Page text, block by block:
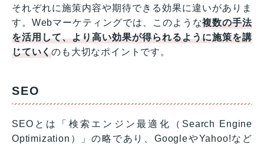
それぞれに施策内容や期待できる効果に違いがありま
す。Webマーケティングでは、このような複数の手法
を活用して、より高い効果が得られるように施策を講
じていくのも大切なポイントです。
SEO
SEOとは「検索エンジン最適化（Search Engine
Optimization）」の略であり、GoogleやYahoo!など